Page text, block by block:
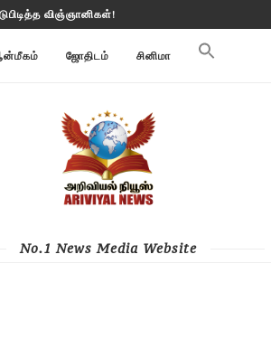
கண்காணிக்கிறது
ஜோதிடம் சினிமா
No.1 News Media Website